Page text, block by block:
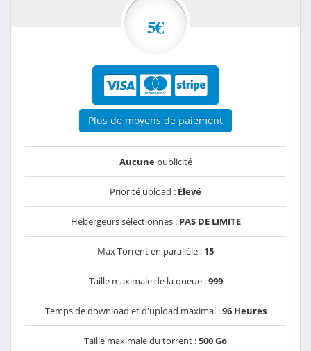
5€
Plus de moyens de paiement
Aucunepublicité
Priorité upload : Élevé
Hébergeurs sélectionnés : PAS DE LIMITE
Max Torrent en parallèle : 15
Taille maximale de la queue :999
Temps de download et d'upload maximal :96 Heures
Taille maximale du torrent :500 Go